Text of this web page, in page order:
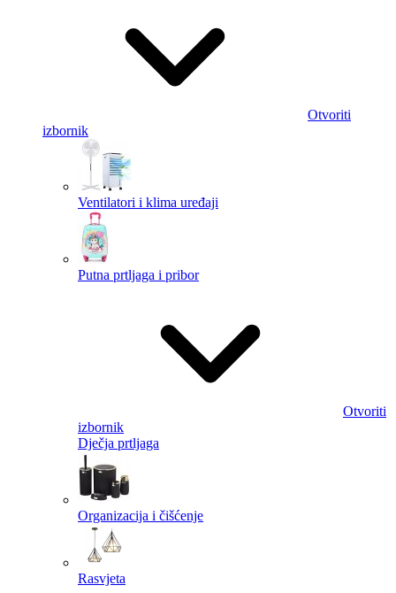
Otvoriti
izbornik
Ventilatori i klima uređaji
Putna prtljaga i pribor
Otvoriti
izbornik
Dječja prtljaga
Organizacija i čišćenje
Rasvjeta